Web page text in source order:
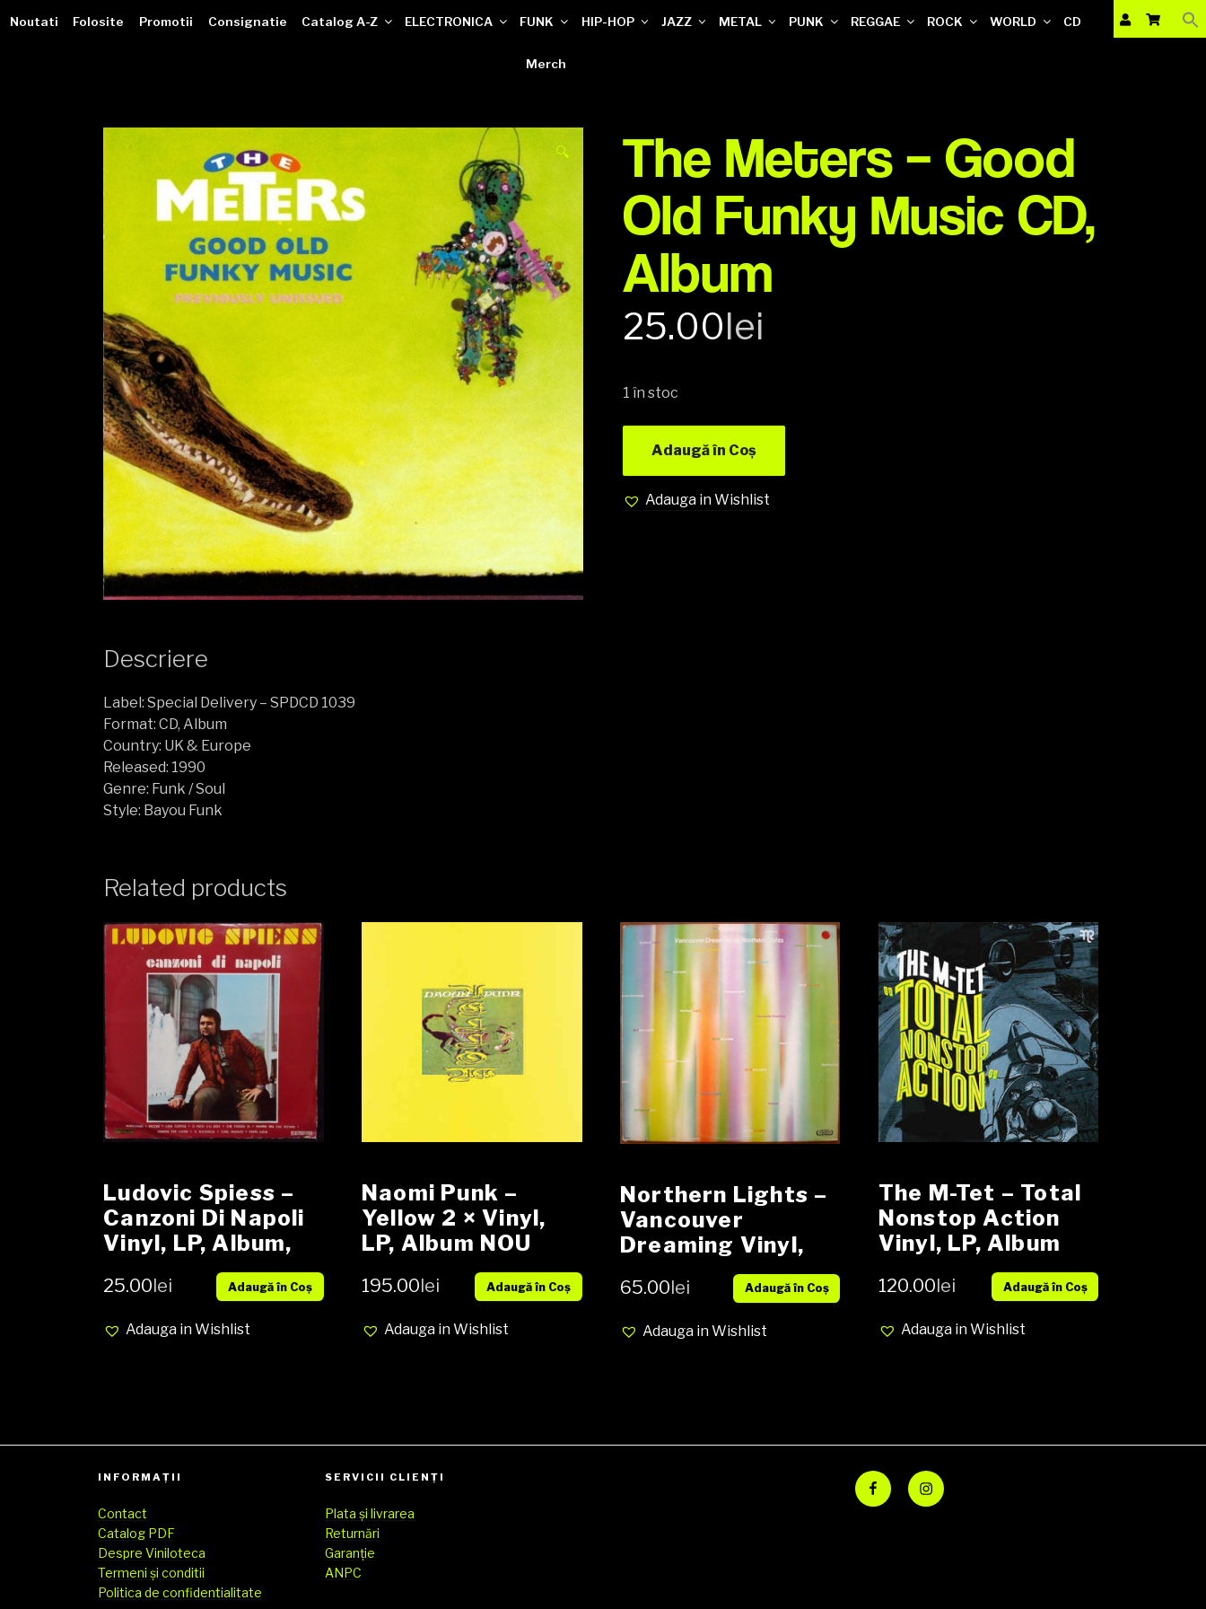
VINILOTECA
Noutati Folosite Promotii Consignatie Catalog A-Z ELECTRONICA FUNK HIP-HOP JAZZ METAL PUNK REGGAE ROCK WORLD CD
Merch
🔍
The Meters – Good
Old Funky Music CD,
Album
25.00lei
1 în stoc
Adaugă în Coș
Adauga in Wishlist
Descriere
Label: Special Delivery – SPDCD 1039
Format: CD, Album
Country: UK & Europe
Released: 1990
Genre: Funk / Soul
Style: Bayou Funk
Related products
Ludovic Spiess ‎–
Canzoni Di Napoli
Vinyl, LP, Album,
Repress media EX
cover EX (SH)
25.00 lei Adaugă în Coș
Adauga in Wishlist
Naomi Punk ‎–
Yellow 2 × Vinyl,
LP, Album NOU
195.00 lei Adaugă în Coș
Adauga in Wishlist
Northern Lights ‎–
Vancouver
Dreaming Vinyl,
LP media EX cover
VG (SH)
65.00lei Adaugă în Coș
Adauga in Wishlist
The M-Tet ‎– Total
Nonstop Action
Vinyl, LP, Album
120.00 lei Adaugă în Coș
Adauga in Wishlist
INFORMAȚII
Contact
Catalog PDF
Despre Viniloteca
Termeni și conditii
Politica de confidentialitate
SERVICII CLIENŢI
Plata și livrarea
Returnări
Garanție
ANPC
FacebookInstagram